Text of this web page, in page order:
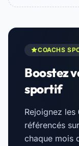
COACHS
Boostez
sportif
Rejoignez les
référencés
chaque mois